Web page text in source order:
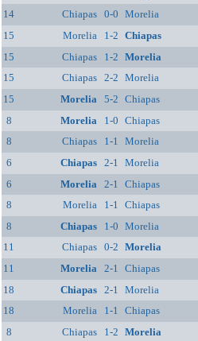
14
Chiapas 0-0 Morelia
15
Morelia 1-2 Chiapas
15
Chiapas 1-2 Morelia
15
Chiapas 2-2 Morelia
15
Morelia 5-2 Chiapas
8
Morelia 1-0 Chiapas
8
Chiapas 1-1 Morelia
6
Chiapas 2-1 Morelia
6
Morelia 2-1 Chiapas
8
Morelia 1-1 Chiapas
8
Chiapas 1-0 Morelia
11
Chiapas 0-2 Morelia
11
Morelia 2-1 Chiapas
18
Chiapas 2-1 Morelia
18
Morelia 1-1 Chiapas
8
Chiapas 1-2 Morelia